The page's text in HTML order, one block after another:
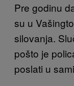
Pre godinu
su u
silovanja.
pošto je
poslati u